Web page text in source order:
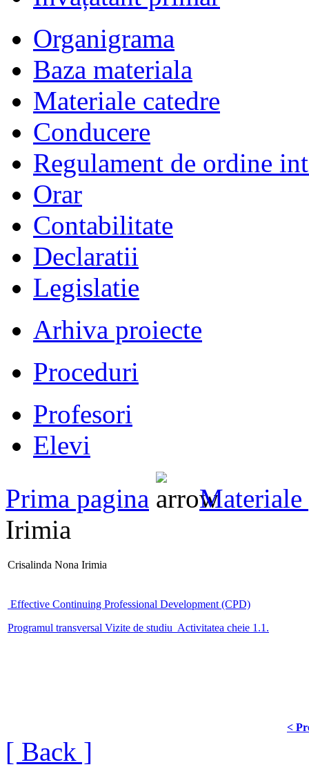
Organigrama
Baza materiala
Materiale catedre
Conducere
Regulament de ordine
Orar
Contabilitate
Declaratii
Legislatie
Arhiva proiecte
Proceduri
Profesori
Elevi
Prima pagina
Irimia
Crisalinda Nona Irimia
Effective Continuing Professional Development (CPD)
Programul transversal Vizite de studiu Activitatea cheie 1.1.
<
[ Back ]